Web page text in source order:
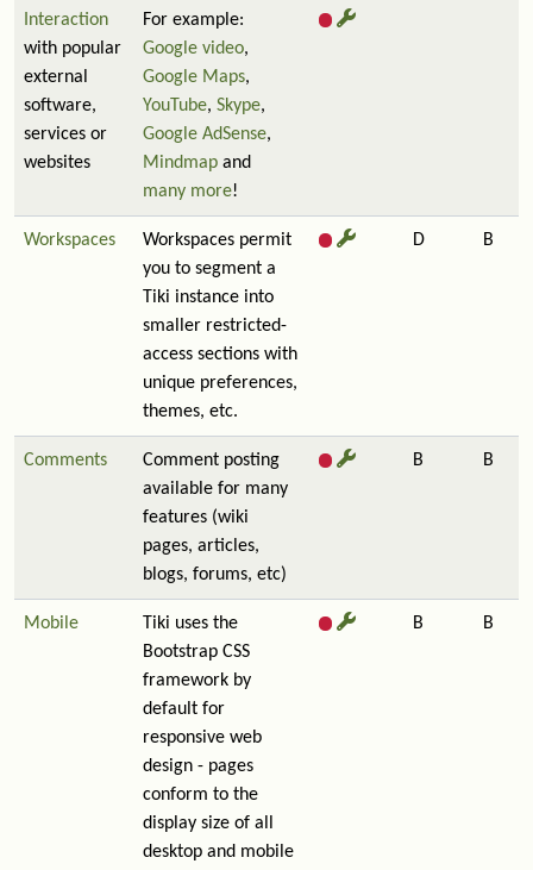
Interaction
with popular
external
software,
services or
websites
For example:
Google video,
Google Maps,
YouTube, Skype,
Google AdSense,
Mindmap and
many more!
Workspaces
Workspaces permit
you to segment a
Tiki instance into
smaller restricted-
access sections with
unique preferences,
themes, etc.
D B
Comments
Comment posting
available for many
features (wiki
pages, articles,
blogs, forums, etc)
B B
Mobile
Tiki uses the
Bootstrap CSS
framework by
default for
responsive web
design - pages
conform to the
display size of all
desktop and mobile
B B